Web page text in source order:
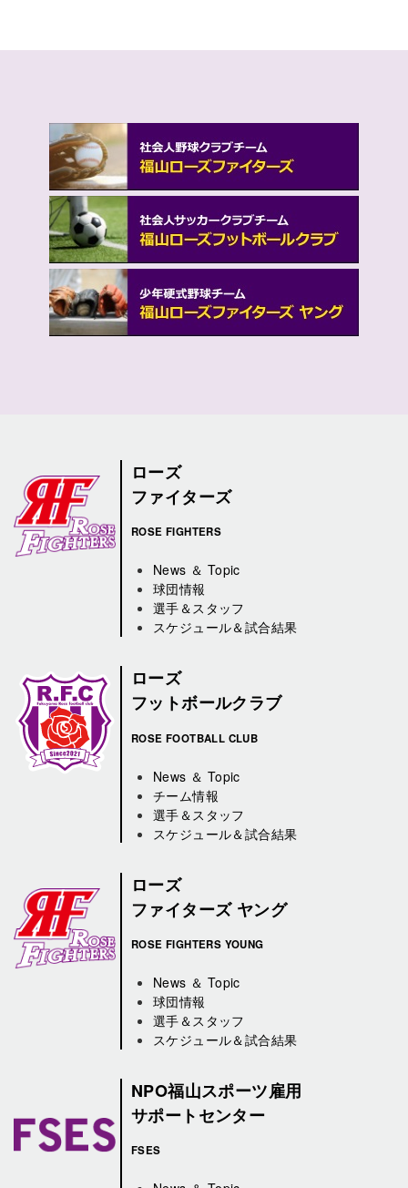
ローズ
ファイターズ
ROSE FIGHTERS
News ＆ Topic
球団情報
選手＆スタッフ
スケジュール＆試合結果
ローズ
フットボールクラブ
ROSE FOOTBALL CLUB
News ＆ Topic
チーム情報
選手＆スタッフ
スケジュール＆試合結果
ローズ
ファイターズ ヤング
ROSE FIGHTERS YOUNG
News ＆ Topic
球団情報
選手＆スタッフ
スケジュール＆試合結果
NPO福山スポーツ雇用
サポートセンター
FSES